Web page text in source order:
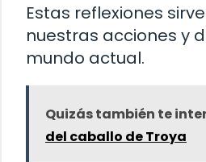
Estas reflexiones
nuestras acciones y
mundo actual.
Quizás también te
del caballo de Troya